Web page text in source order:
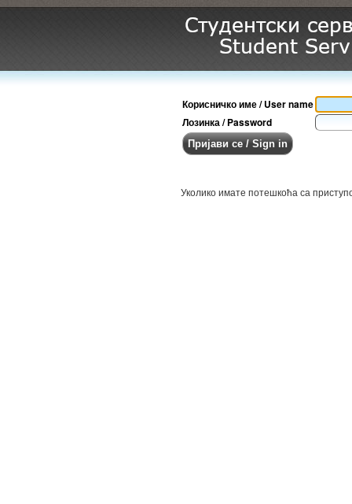
Корисничко име / User name
Лозинка / Password
Уколико имате потешкоћа са